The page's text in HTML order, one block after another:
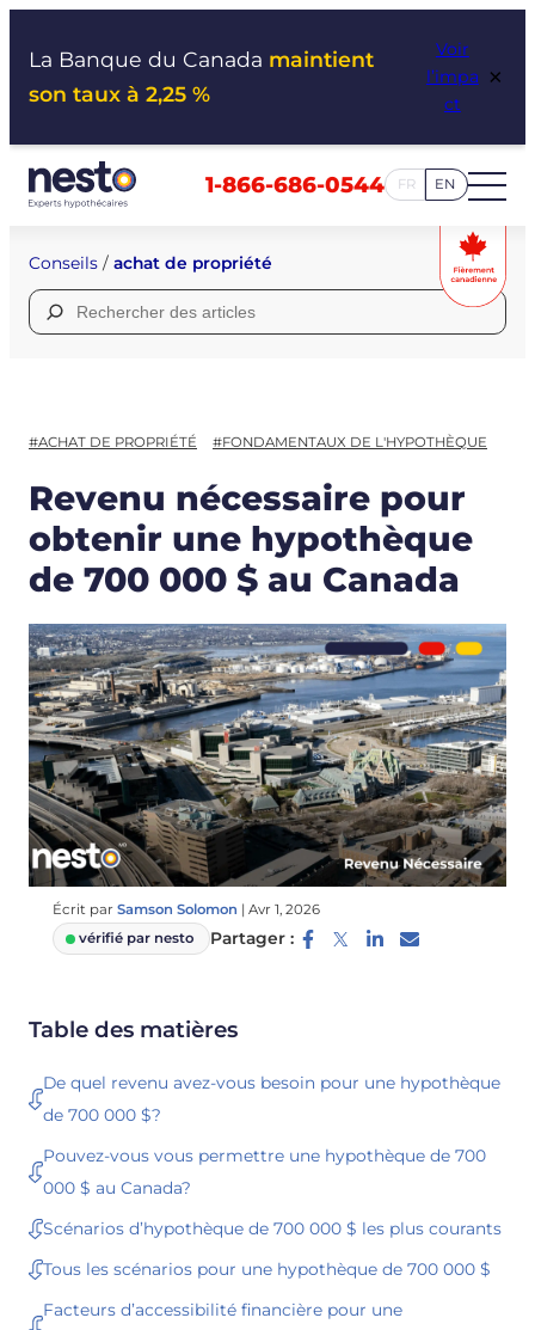
La Banque du Canada maintient
son taux à 2,25 %
Voir
l’impa
ct
×
1-866-686-0544 FR EN
Conseils / achat de propriété
Rechercher :
#ACHAT DE PROPRIÉTÉ #FONDAMENTAUX DE L'HYPOTHÈQUE
Revenu nécessaire pour
obtenir une hypothèque
de 700 000 $ au Canada
Écrit par Samson Solomon | Avr 1, 2026
vérifié par nesto
Partager :
Table des matières
De quel revenu avez-vous besoin pour une hypothèque
de 700 000 $?
Pouvez-vous vous permettre une hypothèque de 700
000 $ au Canada?
Scénarios d’hypothèque de 700 000 $ les plus courants
Tous les scénarios pour une hypothèque de 700 000 $
Facteurs d’accessibilité financière pour une